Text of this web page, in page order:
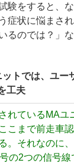
験をすると、
症状に悩まさ
るのでは？」
トでは、ユー
工夫
れているMAユ
こまで前走車
。それなのに、
の2つの信号線